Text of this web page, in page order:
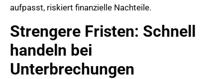
aufpasst, riskiert finanzielle Nachteile.
Strengere Fristen: Schnell
handeln bei
Unterbrechungen